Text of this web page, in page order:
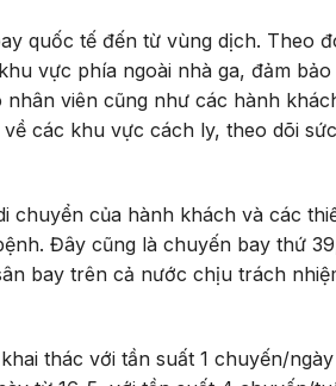
quốc tế đến từ vùng dịch. Theo
vực phía ngoài nhà ga, đảm
viên cũng như các hành
các khu vực cách ly, theo dõi
chuyển của hành khách và các
Đây cũng là chuyến bay thứ
bay trên cả nước chịu trách
thác với tần suất 1 chuyến/